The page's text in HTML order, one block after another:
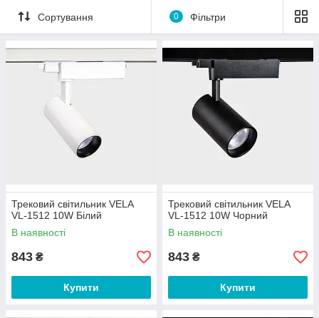
Сортування 0 Фільтри
Трековий світильник VELA
VL-1512 10W Білий
В наявності
843 ₴
Купити
Трековий світильник VELA
VL-1512 10W Чорний
В наявності
843 ₴
Купити